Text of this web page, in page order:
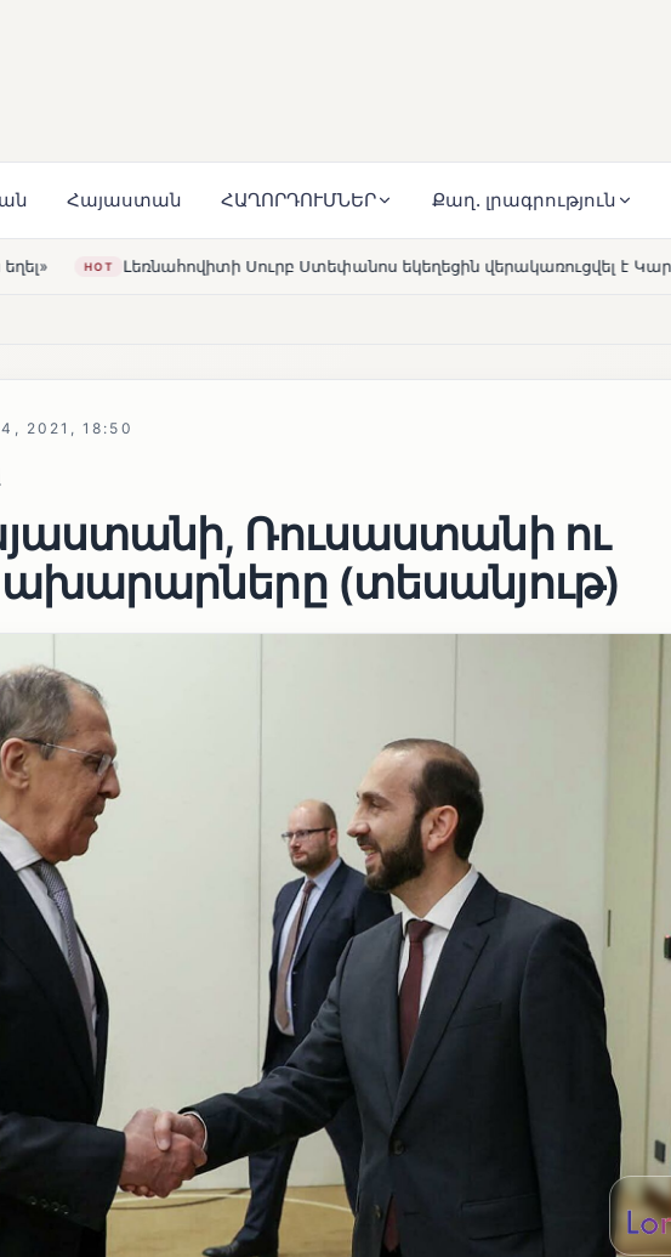
Հայաստան ՀԱՂՈՐԴՈՒՄՆԵՐ Քաղ. լրագրություն
Ստեփանոս եկեղեցին վերակառուցվել է Կարապետյան ընտանիքի
2021, 18:50
Ռուսաստանի ու
(տեսանյութ)